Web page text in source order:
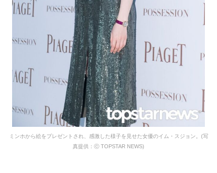
ミンホから絵をプレゼントされ、感激した様子を見せた女優のイム・スジョン。(写
真提供：ⓒ TOPSTAR NEWS)